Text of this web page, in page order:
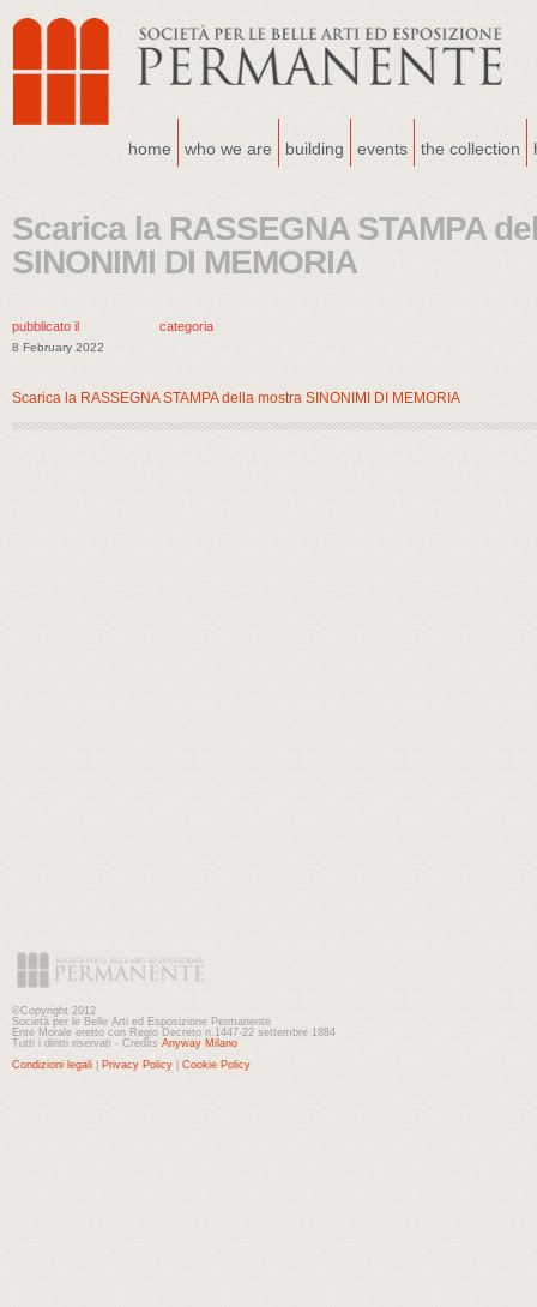
home who we are building events the collection
Scarica la RASSEGNA STAMPA
SINONIMI DI MEMORIA
pubblicato il
8 February 2022
categoria
Scarica la RASSEGNA STAMPA della mostra SINONIMI DI MEMORIA
©Copyright 2012
Società per le Belle Arti ed Esposizione Permanente
Ente Morale eretto con Regio Decreto n.1447-22 settembre 1884
Tutti i diritti riservati - Credits Anyway Milano
Condizioni legali
Privacy Policy Cookie Policy